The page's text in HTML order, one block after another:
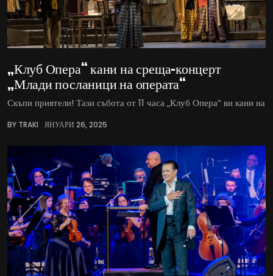
„Клуб Опера“ кани на среща-концерт
„Млади посланици на операта“
Скъпи приятели! Тази събота от 11 часа „Клуб Опера“ ви кани на
BY TRAKI ЯНУАРИ 26, 2025